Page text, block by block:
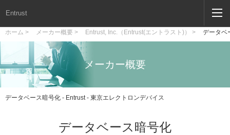
ホーム > メーカー概要 > Entrust, Inc.（Entrust(エントラスト)） > データベ
メーカー概要
データベース暗号化 - Entrust - 東京エレクトロンデバイス
データベース暗号化
Entrust